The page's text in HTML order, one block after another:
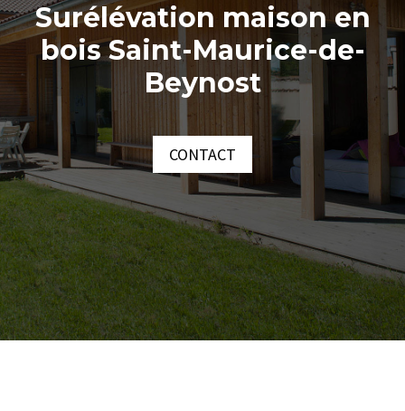
Surélévation maison en
bois Saint-Maurice-de-
Beynost
CONTACT